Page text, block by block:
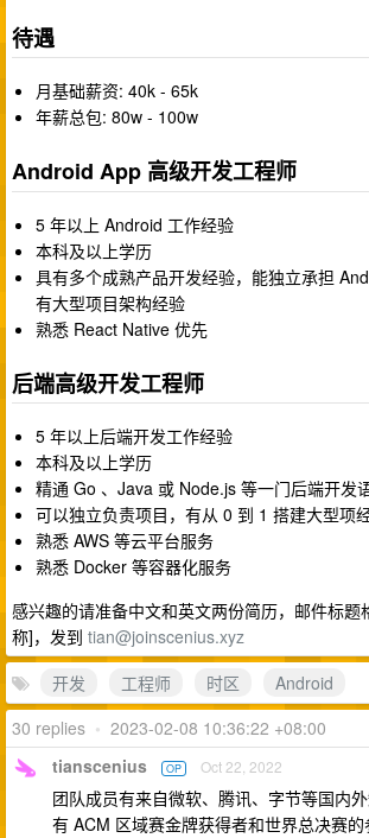
待遇
月基础薪资: 40k - 65k
年薪总包: 80w - 100w
Android App 高级开发工程师
5 年以上 Android 工作经验
本科及以上学历
具有多个成熟产品开发经验，能独立承担
有大型项目架构经验
熟悉 React Native 优先
后端高级开发工程师
5 年以上后端开发工作经验
本科及以上学历
精通 Go 、Java 或 Node.js 等一门后端开发
可以独立负责项目，有从 0 到 1 搭建大型项
熟悉 AWS 等云平台服务
熟悉 Docker 等容器化服务
感兴趣的请准备中文和英文两份简历，邮件标题
称]，发到 tian@joinscenius.xyz
开发
工程师 时区
Android
30 replies • 2023-02-08 10:36:22 +08:00
tianscenius OP Oct 22, 2022
团队成员有来自微软、腾讯、字节等国内
有 ACM 区域赛金牌获得者和世界总决赛的